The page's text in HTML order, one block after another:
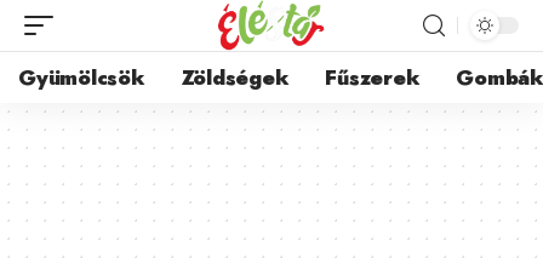
Gyümölcsök Zöldségek Fűszerek Gombák